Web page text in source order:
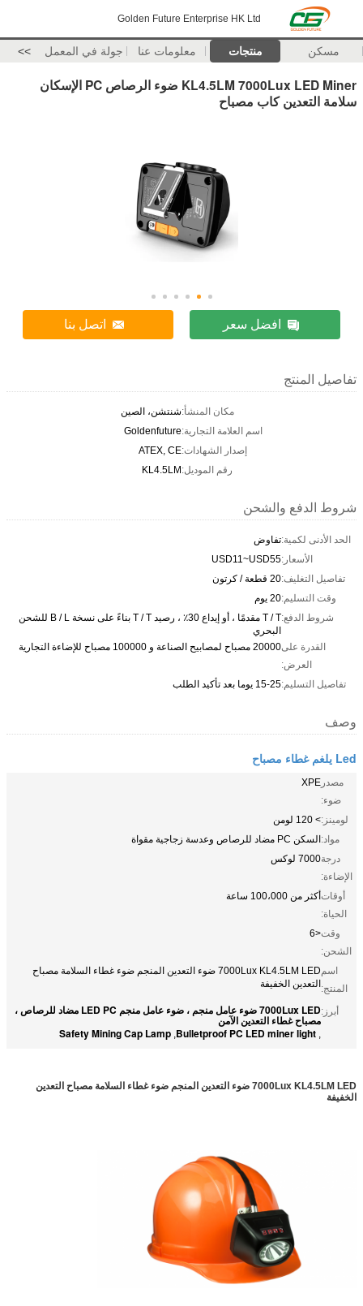
Golden Future Enterprise HK Ltd
مسكن منتجات معلومات عنا جولة في المعمل >>
KL4.5LM 7000Lux LED Miner ضوء الرصاص PC الإسكان
سلامة التعدين كاب مصباح
افضل سعر اتصل بنا
تفاصيل المنتج
مكان المنشأ:شنتشن، الصين
اسم العلامة التجارية:Goldenfuture
إصدار الشهادات:ATEX, CE
رقم الموديل:KL4.5LM
شروط الدفع والشحن
الحد الأدنى لكمية:تفاوض
الأسعار:USD11~USD55
تفاصيل التغليف:20 قطعة / كرتون
وقت التسليم:20 يوم
شروط الدفع:
T / T مقدمًا ، أو إيداع 30٪ ، رصيد T / T بناءً على نسخة B / L للشحن
البحري
القدرة على
العرض:
20000 مصباح لمصابيح الصناعة و 100000 مصباح للإضاءة التجارية
تفاصيل التسليم:15-25 يوما بعد تأكيد الطلب
وصف
Led يلغم غطاء مصباح
مصدر
ضوء:
XPE
لومينز:> 120 لومن
مواد:السكن PC مضاد للرصاص وعدسة زجاجية مقواة
درجة
الإضاءة:
7000 لوكس
أوقات
الحياة:
أكثر من 100،000 ساعة
وقت
الشحن:
<6
اسم
المنتج:
7000Lux KL4.5LM LED ضوء التعدين المنجم ضوء غطاء السلامة مصباح
التعدين الخفيفة
أبرز: 7000Lux LED ضوء عامل منجم ، ضوء عامل منجم LED PC مضاد للرصاص ،
مصباح غطاء التعدين الآمن
,
Bulletproof PC LED miner light
,
Safety Mining Cap Lamp
7000Lux KL4.5LM LED ضوء التعدين المنجم ضوء غطاء السلامة مصباح التعدين
الخفيفة